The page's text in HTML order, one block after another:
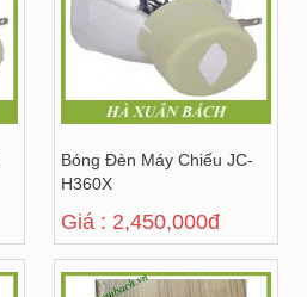
Bóng Đèn Máy Chiếu JC-
H360X
Giá : 2,450,000đ